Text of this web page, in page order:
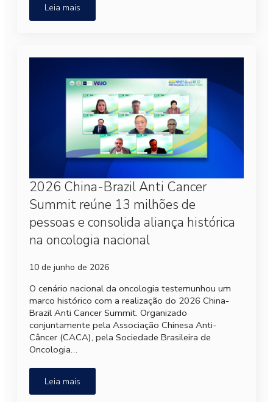
Leia mais
2026 China-Brazil Anti Cancer
Summit reúne 13 milhões de
pessoas e consolida aliança histórica
na oncologia nacional
10 de junho de 2026
O cenário nacional da oncologia testemunhou um
marco histórico com a realização do 2026 China-
Brazil Anti Cancer Summit. Organizado
conjuntamente pela Associação Chinesa Anti-
Câncer (CACA), pela Sociedade Brasileira de
Oncologia…
Leia mais